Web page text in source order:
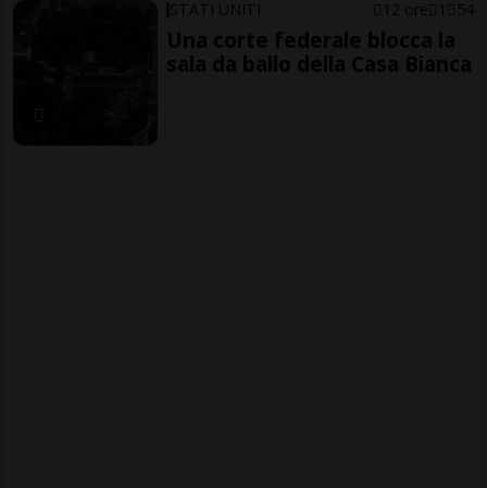
STATI UNITI 12 ore 1 54
Una corte federale blocca la
sala da ballo della Casa Bianca